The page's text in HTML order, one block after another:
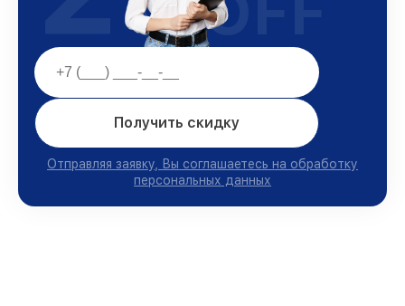
Получить скидку
Отправляя заявку, Вы соглашаетесь на обработку
персональных данных